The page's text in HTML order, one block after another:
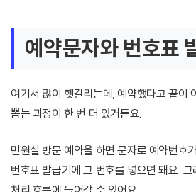
예약문자와 번호표
여기서 많이 헷갈리는데, 예약했다고 끝이
뽑는 과정이 한 번 더 있거든요.
민원실 방문 예약을 하면 문자로 예약번호
번호표 발급기에 그 번호를 넣으면 돼요.